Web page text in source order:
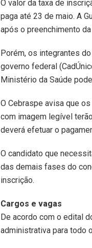
O valor da taxa de
paga até 23 de maio. A
após o preenchimento
Porém, os integrantes
governo federal
Ministério da Saúde
O Cebraspe avisa que
com imagem legível
deverá efetuar o
O candidato que
das demais fases do
inscrição.
Cargos e vagas
De acordo com o edital
administrativa para todo